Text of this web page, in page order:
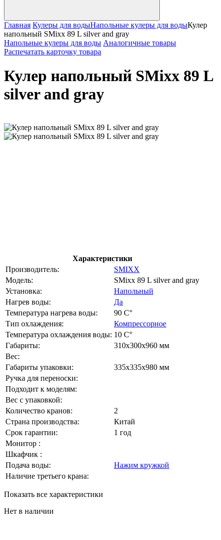
Главная Кулеры для водыНапольные кулеры для водыКулер
напольный SMixx 89 L silver and gray
Напольные кулеры для воды Аналогичные товары
Распечатать карточку товара
Кулер напольный SMixx 89 L
silver and gray
Характеристики
Производитель:
SMIXX
Модель:
SMixx 89 L silver and gray
Установка:
Напольный
Нагрев воды:
Да
Температура нагрева воды:
90 C°
Тип охлаждения:
Компрессорное
Температура охлаждения воды: 10 C°
Габариты:
310х300х960 мм
Вес:
Габариты упаковки:
335х335х980 мм
Ручка для переноски:
Подходит к моделям:
Вес с упаковкой:
Количество кранов:
2
Страна производства:
Китай
Срок гарантии:
1 год
Монитор :
Шкафчик :
Подача воды:
Нажим кружкой
Наличие третьего крана:
Показать все характеристики
Нет в наличии